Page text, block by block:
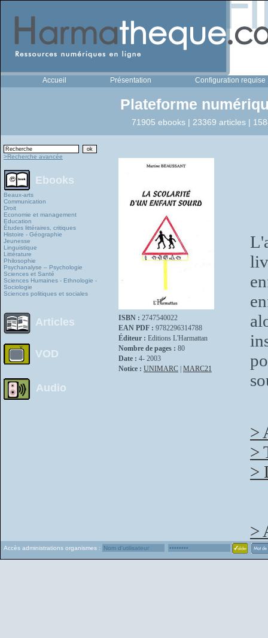
Accueil Présentation Configuration requise
Plateforme
71905 ebooks | 23369 articles |
>Recherche avancée
Ebooks
Beaux-arts
Communication
Droit
Economie et management
Education
Études littéraires, critiques
Histoire - Géographie
Jeunesse
Linguistique
Littérature
Philosophie
Psychanalyse – Psychologie
Sciences et Santé
Sciences Humaines - Ethnologie -
Sociologie
Sciences politiques et sociales
Articles
VOD
Audio
ISBN : 2747540022
EAN PDF : 9782296314788
Éditeur : Editions L'Harmattan
Nombre de pages : 80
Date : 4- 2003
Notice : UNIMARC MARC21
>
>
>
>
Accès administrations organismes :